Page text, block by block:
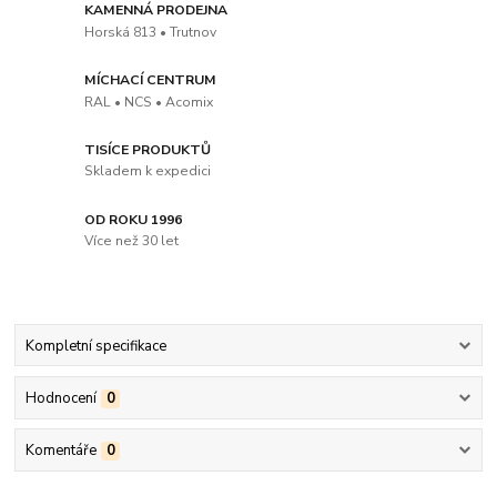
KAMENNÁ PRODEJNA
Horská 813 • Trutnov
MÍCHACÍ CENTRUM
RAL • NCS • Acomix
TISÍCE PRODUKTŮ
Skladem k expedici
OD ROKU 1996
Více než 30 let
Kompletní specifikace
Hodnocení 0
Komentáře 0